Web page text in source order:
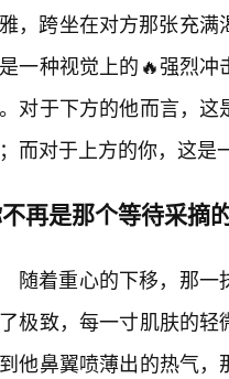
，跨坐在对方那张充
一种视觉上的🔥强烈
对于下方的他而言，
而对于上方的你，这是
再是那个等待采摘
随着重心的下移，那
极致，每一寸肌肤的
他鼻翼喷薄出的热气